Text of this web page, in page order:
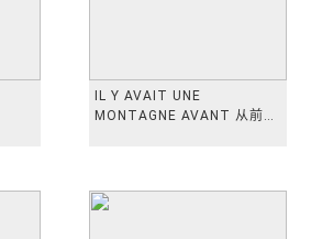
IL Y AVAIT UNE
MONTAGNE AVANT 从前有